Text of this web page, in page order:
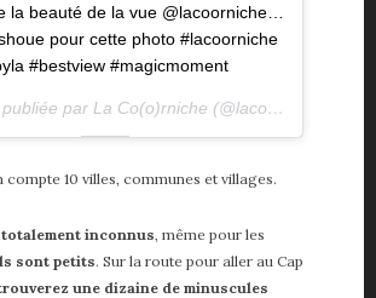
la beauté de la vue @lacoorniche…
pour cette photo #lacoorniche
#bestview #magicmoment
Une photo publiée par La Co(o)rniche (@lacoorniche) le
compte 10 villes, communes et villages.
totalement inconnus , même pour les
sont petits. Sur la route pour aller au Cap
une dizaine de minuscules